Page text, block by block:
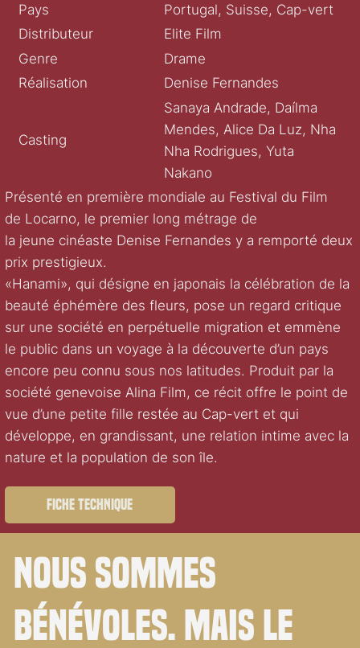
Pays
Portugal, Suisse, Cap-vert
Distributeur
Elite Film
Genre
Drame
Réalisation
Denise Fernandes
Casting
Sanaya Andrade, Daílma
Mendes, Alice Da Luz, Nha
Nha Rodrigues, Yuta
Nakano
Présenté en première mondiale au Festival du Film
de Locarno, le premier long métrage de
la jeune cinéaste Denise Fernandes y a remporté deux
prix prestigieux.
«Hanami», qui désigne en japonais la célébration de la
beauté éphémère des fleurs, pose un regard critique
sur une société en perpétuelle migration et emmène
le public dans un voyage à la découverte d’un pays
encore peu connu sous nos latitudes. Produit par la
société genevoise Alina Film, ce récit offre le point de
vue d’une petite fille restée au Cap-vert et qui
développe, en grandissant, une relation intime avec la
nature et la population de son île.
Fiche technique
Nous sommes
bénévoles. Mais le